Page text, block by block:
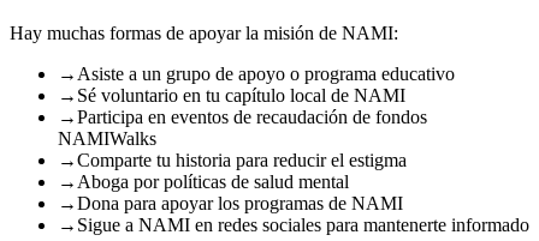
Hay muchas formas de apoyar la misión de NAMI:
→ Asiste a un grupo de apoyo o programa educativo
→ Sé voluntario en tu capítulo local de NAMI
→Participa en eventos de recaudación de fondos
NAMIWalks
→Comparte tu historia para reducir el estigma
→ Aboga por políticas de salud mental
→Dona para apoyar los programas de NAMI
→ Sigue a NAMI en redes sociales para mantenerte informado